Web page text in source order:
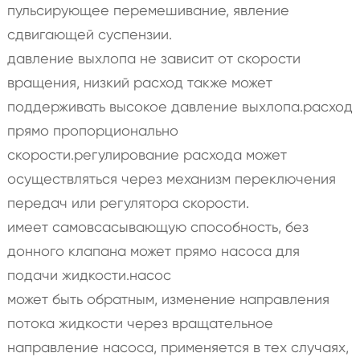
пульсирующее перемешивание, явление
сдвигающей суспензии.
давление выхлопа не зависит от скорости
вращения, низкий расход также может
поддерживать высокое давление выхлопа.расход
прямо пропорционально
скорости.регулирование расхода может
осуществляться через механизм переключения
передач или регулятора скорости.
имеет самовсасывающую способность, без
донного клапана может прямо насоса для
подачи жидкости.насос
может быть обратным, изменение направления
потока жидкости через вращательное
направление насоса, применяется в тех случаях,